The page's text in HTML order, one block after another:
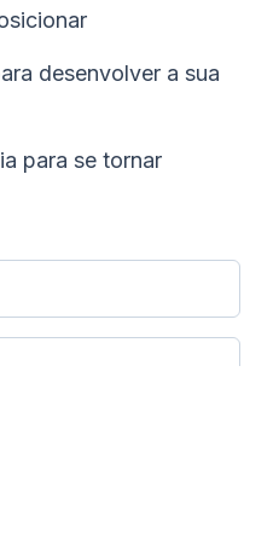
desenvolver a sua
para se tornar